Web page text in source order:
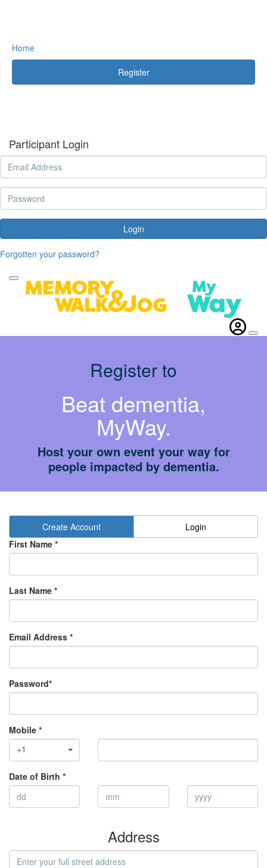
Home
Register
Participant Login
Login
Forgotten your password?
Register to
Beat dementia,
MyWay.
Host your own event your way for
people impacted by dementia.
Create Account
Login
First Name *
Last Name *
Email Address *
Password*
Mobile *
+1
Date of Birth *
Address